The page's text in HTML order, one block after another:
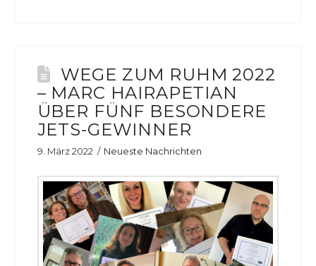
WEGE ZUM RUHM 2022
– MARC HAIRAPETIAN
ÜBER FÜNF BESONDERE
JETS-GEWINNER
9. März 2022 Neueste Nachrichten